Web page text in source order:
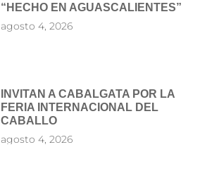
“HECHO EN AGUASCALIENTES”
agosto 4, 2026
INVITAN A CABALGATA POR LA
FERIA INTERNACIONAL DEL
CABALLO
agosto 4, 2026